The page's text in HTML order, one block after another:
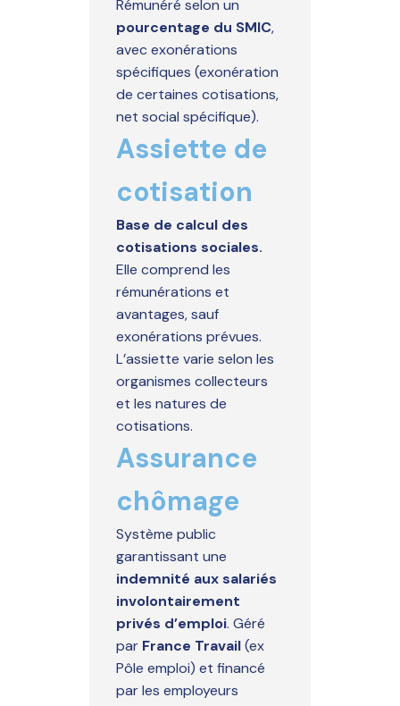
Rémunéré selon un
pourcentage du SMIC,
avec exonérations
spécifiques (exonération
de certaines cotisations,
net social spécifique).
Assiette de
cotisation
Base de calcul des
cotisations sociales.
Elle comprend les
rémunérations et
avantages, sauf
exonérations prévues.
L’assiette varie selon les
organismes collecteurs
et les natures de
cotisations.
Assurance
chômage
Système public
garantissant une
indemnité aux salariés
involontairement
privés d’emploi. Géré
par France Travail(ex
Pôle emploi) et financé
par les employeurs